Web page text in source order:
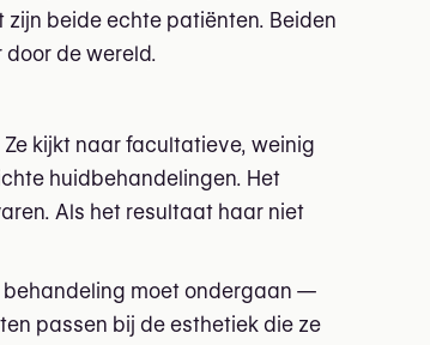
beide echte patiënten. Beiden
de wereld.
kijkt naar facultatieve, weinig
huidbehandelingen. Het
Als het resultaat haar niet
behandeling moet ondergaan —
passen bij de esthetiek die ze